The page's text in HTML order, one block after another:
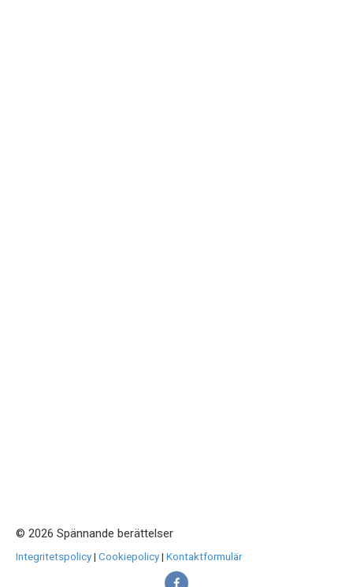
© 2026 Spännande berättelser
Integritetspolicy| Cookiepolicy| Kontaktformulär